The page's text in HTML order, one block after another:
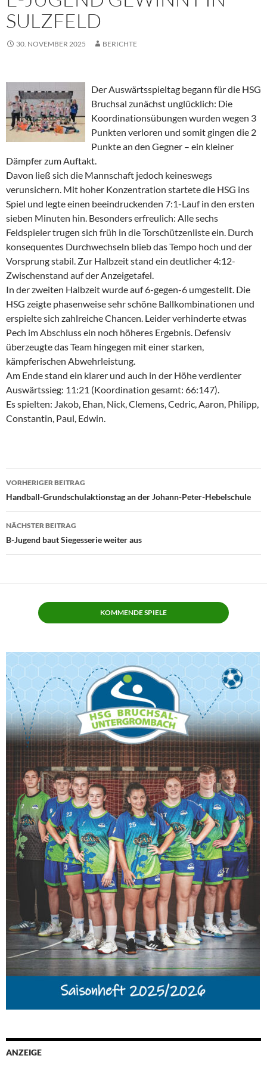
SULZFELD
30. NOVEMBER 2025 BERICHTE
Der Auswärtsspieltag begann für die HSG
Bruchsal zunächst unglücklich: Die
Koordinationsübungen wurden wegen 3
Punkten verloren und somit gingen die 2
Punkte an den Gegner – ein kleiner
Dämpfer zum Auftakt.
Davon ließ sich die Mannschaft jedoch keineswegs
verunsichern. Mit hoher Konzentration startete die HSG ins
Spiel und legte einen beeindruckenden 7:1-Lauf in den ersten
sieben Minuten hin. Besonders erfreulich: Alle sechs
Feldspieler trugen sich früh in die Torschützenliste ein. Durch
konsequentes Durchwechseln blieb das Tempo hoch und der
Vorsprung stabil. Zur Halbzeit stand ein deutlicher 4:12-
Zwischenstand auf der Anzeigetafel.
In der zweiten Halbzeit wurde auf 6-gegen-6 umgestellt. Die
HSG zeigte phasenweise sehr schöne Ballkombinationen und
erspielte sich zahlreiche Chancen. Leider verhinderte etwas
Pech im Abschluss ein noch höheres Ergebnis. Defensiv
überzeugte das Team hingegen mit einer starken,
kämpferischen Abwehrleistung.
Am Ende stand ein klarer und auch in der Höhe verdienter
Auswärtssieg: 11:21 (Koordination gesamt: 66:147).
Es spielten: Jakob, Ehan, Nick, Clemens, Cedric, Aaron, Philipp,
Constantin, Paul, Edwin.
Beitragsnavigation
VORHERIGER BEITRAG
Handball-Grundschulaktionstag an der Johann-Peter-Hebelschule
NÄCHSTER BEITRAG
B-Jugend baut Siegesserie weiter aus
KOMMENDE SPIELE
ANZEIGE